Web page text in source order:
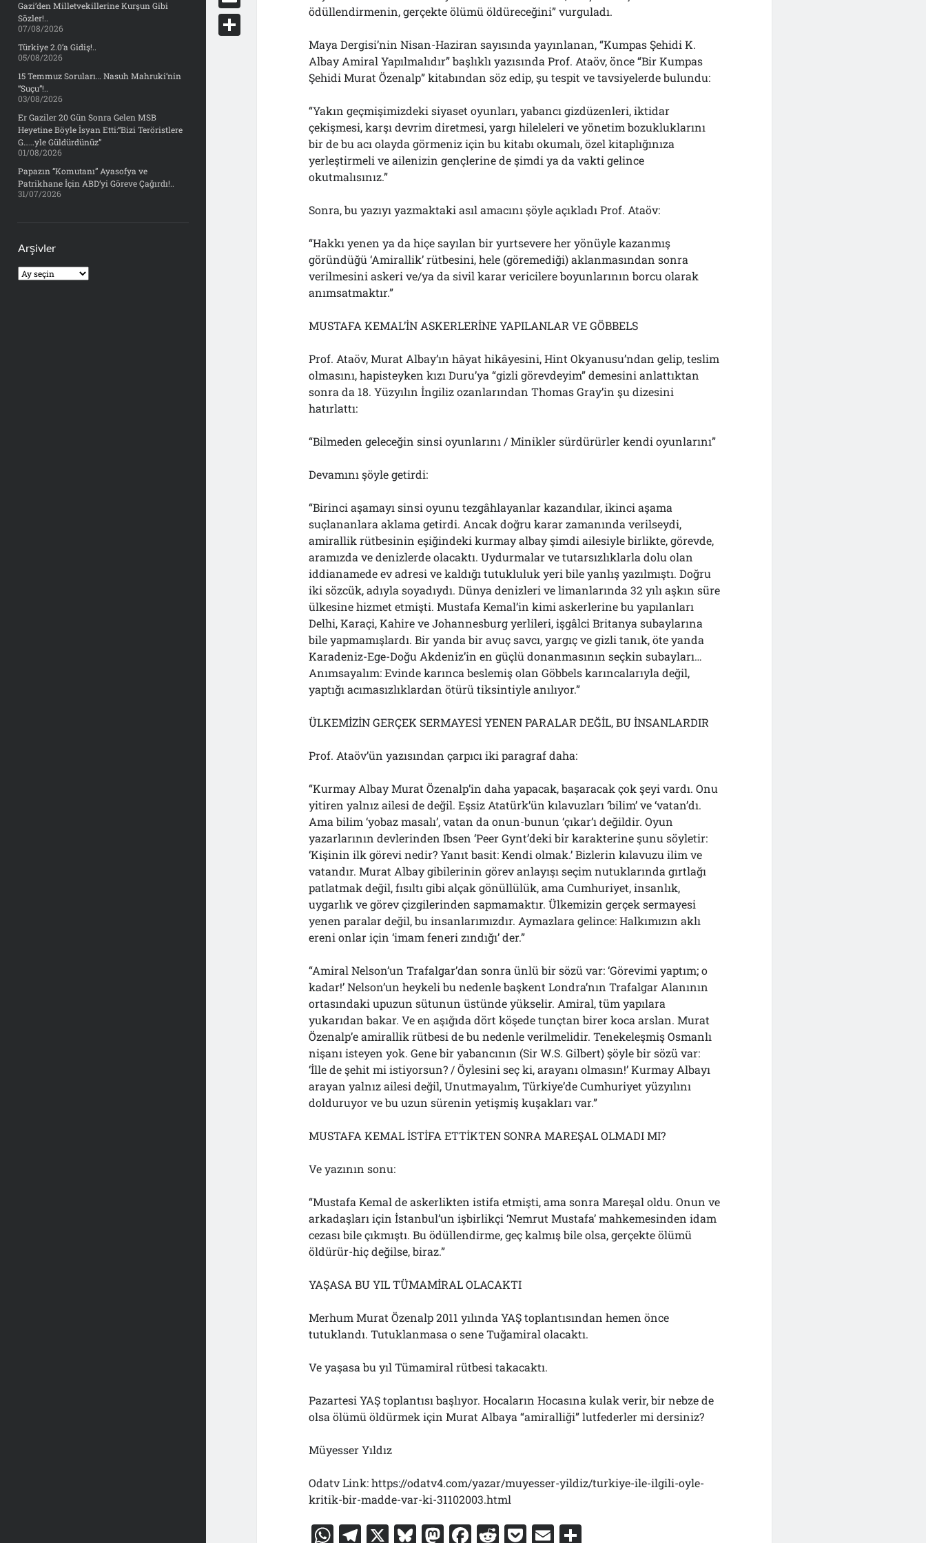
Gazi’den Milletvekillerine Kurşun Gibi
Sözler!..
07/08/2026
Türkiye 2.0’a Gidiş!..
05/08/2026
15 Temmuz Soruları… Nasuh Mahruki’nin
“Suçu”!..
03/08/2026
Er Gaziler 20 Gün Sonra Gelen MSB
Heyetine Böyle İsyan Etti:“Bizi Teröristlere
G……yle Güldürdünüz”
01/08/2026
Papazın “Komutanı” Ayasofya ve
Patrikhane İçin ABD’yi Göreve Çağırdı!..
31/07/2026
Arşivler
Arşivler
ödüllendirmenin, gerçekte ölümü öldüreceğini” vurguladı.
Maya Dergisi’nin Nisan-Haziran sayısında yayınlanan, “Kumpas Şehidi K.
Albay Amiral Yapılmalıdır” başlıklı yazısında Prof. Ataöv, önce “Bir Kumpas
Şehidi Murat Özenalp” kitabından söz edip, şu tespit ve tavsiyelerde bulundu:
“Yakın geçmişimizdeki siyaset oyunları, yabancı gizdüzenleri, iktidar
çekişmesi, karşı devrim diretmesi, yargı hileleleri ve yönetim bozukluklarını
bir de bu acı olayda görmeniz için bu kitabı okumalı, özel kitaplığınıza
yerleştirmeli ve ailenizin gençlerine de şimdi ya da vakti gelince
okutmalısınız.”
Sonra, bu yazıyı yazmaktaki asıl amacını şöyle açıkladı Prof. Ataöv:
“Hakkı yenen ya da hiçe sayılan bir yurtsevere her yönüyle kazanmış
göründüğü ‘Amirallik’ rütbesini, hele (göremediği) aklanmasından sonra
verilmesini askeri ve/ya da sivil karar vericilere boyunlarının borcu olarak
anımsatmaktır.”
MUSTAFA KEMAL’İN ASKERLERİNE YAPILANLAR VE GÖBBELS
Prof. Ataöv, Murat Albay’ın hâyat hikâyesini, Hint Okyanusu’ndan gelip, teslim
olmasını, hapisteyken kızı Duru’ya “gizli görevdeyim” demesini anlattıktan
sonra da 18. Yüzyılın İngiliz ozanlarından Thomas Gray’in şu dizesini
hatırlattı:
“Bilmeden geleceğin sinsi oyunlarını / Minikler sürdürürler kendi oyunlarını”
Devamını şöyle getirdi:
“Birinci aşamayı sinsi oyunu tezgâhlayanlar kazandılar, ikinci aşama
suçlananlara aklama getirdi. Ancak doğru karar zamanında verilseydi,
amirallik rütbesinin eşiğindeki kurmay albay şimdi ailesiyle birlikte, görevde,
aramızda ve denizlerde olacaktı. Uydurmalar ve tutarsızlıklarla dolu olan
iddianamede ev adresi ve kaldığı tutukluluk yeri bile yanlış yazılmıştı. Doğru
iki sözcük, adıyla soyadıydı. Dünya denizleri ve limanlarında 32 yılı aşkın süre
ülkesine hizmet etmişti. Mustafa Kemal’in kimi askerlerine bu yapılanları
Delhi, Karaçi, Kahire ve Johannesburg yerlileri, işgâlci Britanya subaylarına
bile yapmamışlardı. Bir yanda bir avuç savcı, yargıç ve gizli tanık, öte yanda
Karadeniz-Ege-Doğu Akdeniz’in en güçlü donanmasının seçkin subayları…
Anımsayalım: Evinde karınca beslemiş olan Göbbels karıncalarıyla değil,
yaptığı acımasızlıklardan ötürü tiksintiyle anılıyor.”
ÜLKEMİZİN GERÇEK SERMAYESİ YENEN PARALAR DEĞİL, BU İNSANLARDIR
Prof. Ataöv’ün yazısından çarpıcı iki paragraf daha:
“Kurmay Albay Murat Özenalp’in daha yapacak, başaracak çok şeyi vardı. Onu
yitiren yalnız ailesi de değil. Eşsiz Atatürk’ün kılavuzları ‘bilim’ ve ‘vatan’dı.
Ama bilim ‘yobaz masalı’, vatan da onun-bunun ‘çıkar’ı değildir. Oyun
yazarlarının devlerinden Ibsen ‘Peer Gynt’deki bir karakterine şunu söyletir:
‘Kişinin ilk görevi nedir? Yanıt basit: Kendi olmak.’ Bizlerin kılavuzu ilim ve
vatandır. Murat Albay gibilerinin görev anlayışı seçim nutuklarında gırtlağı
patlatmak değil, fısıltı gibi alçak gönüllülük, ama Cumhuriyet, insanlık,
uygarlık ve görev çizgilerinden sapmamaktır. Ülkemizin gerçek sermayesi
yenen paralar değil, bu insanlarımızdır. Aymazlara gelince: Halkımızın aklı
ereni onlar için ‘imam feneri zındığı’ der.”
“Amiral Nelson’un Trafalgar’dan sonra ünlü bir sözü var: ‘Görevimi yaptım; o
kadar!’ Nelson’un heykeli bu nedenle başkent Londra’nın Trafalgar Alanının
ortasındaki upuzun sütunun üstünde yükselir. Amiral, tüm yapılara
yukarıdan bakar. Ve en aşığıda dört köşede tunçtan birer koca arslan. Murat
Özenalp’e amirallik rütbesi de bu nedenle verilmelidir. Tenekeleşmiş Osmanlı
nişanı isteyen yok. Gene bir yabancının (Sir W.S. Gilbert) şöyle bir sözü var:
‘İlle de şehit mi istiyorsun? / Öylesini seç ki, arayanı olmasın!’ Kurmay Albayı
arayan yalnız ailesi değil, Unutmayalım, Türkiye’de Cumhuriyet yüzyılını
dolduruyor ve bu uzun sürenin yetişmiş kuşakları var.”
MUSTAFA KEMAL İSTİFA ETTİKTEN SONRA MAREŞAL OLMADI MI?
Ve yazının sonu:
“Mustafa Kemal de askerlikten istifa etmişti, ama sonra Mareşal oldu. Onun ve
arkadaşları için İstanbul’un işbirlikçi ‘Nemrut Mustafa’ mahkemesinden idam
cezası bile çıkmıştı. Bu ödüllendirme, geç kalmış bile olsa, gerçekte ölümü
öldürür-hiç değilse, biraz.”
YAŞASA BU YIL TÜMAMİRAL OLACAKTI
Merhum Murat Özenalp 2011 yılında YAŞ toplantısından hemen önce
tutuklandı. Tutuklanmasa o sene Tuğamiral olacaktı.
Ve yaşasa bu yıl Tümamiral rütbesi takacaktı.
Pazartesi YAŞ toplantısı başlıyor. Hocaların Hocasına kulak verir, bir nebze de
olsa ölümü öldürmek için Murat Albaya “amiralliği” lutfederler mi dersiniz?
Müyesser Yıldız
Odatv Link: https://odatv4.com/yazar/muyesser-yildiz/turkiye-ile-ilgili-oyle-
kritik-bir-madde-var-ki-31102003.html
W T X Bl M F R P E
y
db
d
d
o
c
E